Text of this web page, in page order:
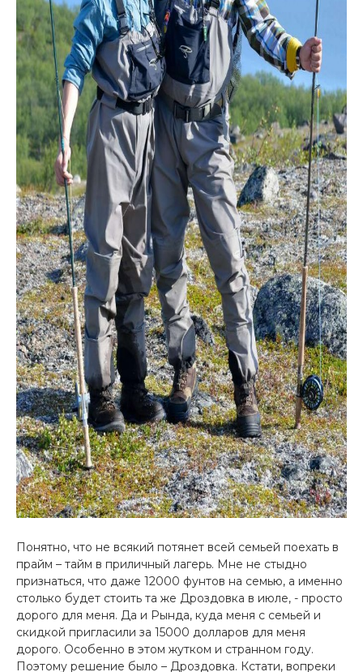
Понятно, что не всякий потянет всей семьей поехать в
прайм – тайм в приличный лагерь. Мне не стыдно
признаться, что даже 12000 фунтов на семью, а именно
столько будет стоить та же Дроздовка в июле, - просто
дорого для меня. Да и Рында, куда меня с семьей и
скидкой пригласили за 15000 долларов для меня
дорого. Особенно в этом жутком и странном году.
Поэтому решение было – Дроздовка. Кстати, вопреки